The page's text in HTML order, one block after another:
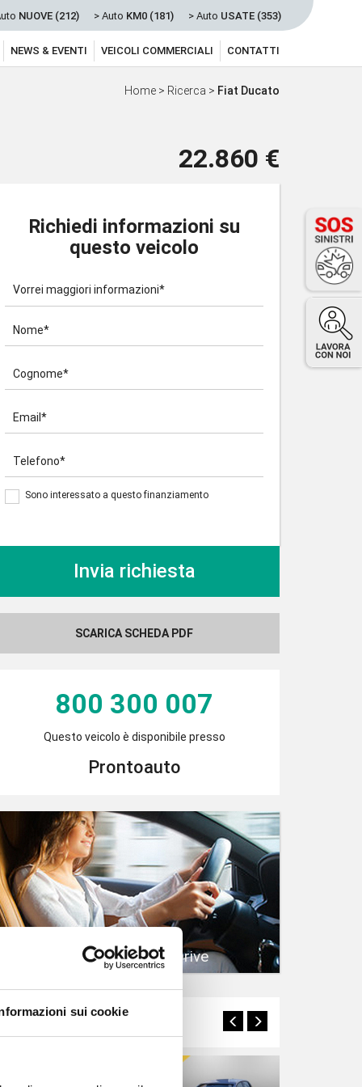
sui cookie
NUOVE (212) > Auto KM0 (181) > Auto USATE (353)
NEWS & EVENTI VEICOLI COMMERCIALI CONTATTI
Home > Ricerca > Fiat Ducato
22.860 €
Richiedi informazioni su
questo veicolo
Vorrei maggiori informazioni*
Nome*
Cognome*
Email*
Telefono*
Sono interessato a questo finanziamento
SCARICA SCHEDA PDF
800 300 007
Questo veicolo è disponibile presso
Prontoauto
Prenota un Test Drive
Potrebbero interessarti